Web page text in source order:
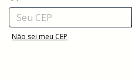
Não sei meu CEP